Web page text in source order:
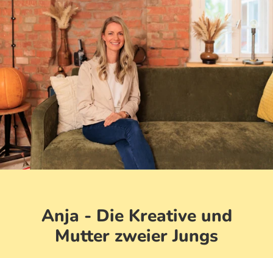
Anja - Die Kreative und
Mutter zweier Jungs